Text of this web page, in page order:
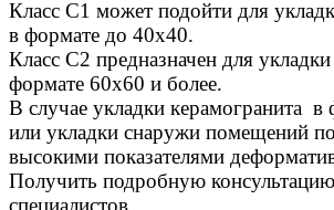
Класс C1 может подойти для
в формате до 40х40.
Класс C2 предназначен для
формате 60х60 и более.
В случае укладки керамогранита в
или укладки снаружи помещений
высокими показателями
Получить подробную
специалистов.